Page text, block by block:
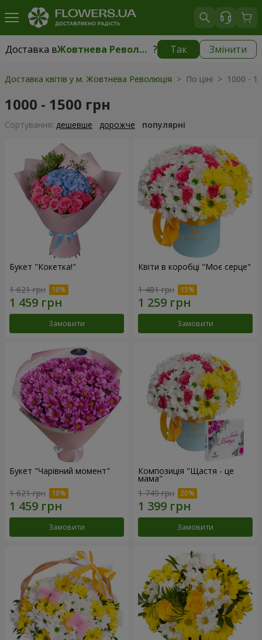
Доставка в Жовтнева Революція ? Так Змінити
Доставка вЖовтнева Революція безкоштовно
Доставка квітів у м. Жовтнева Революція > По ціні > 1000 -
1000 - 1500 грн
Сортування: дешевше дорожче популярні
Букет "Кокетка!"
1 621 грн
Замовити
Квіти в коробці "Моє серце"
1 481 грн
Замовити
Букет "Чарівний момент"
1 621 грн
Замовити
Композиція "Щастя - це
мама"
1 749 грн
Замовити